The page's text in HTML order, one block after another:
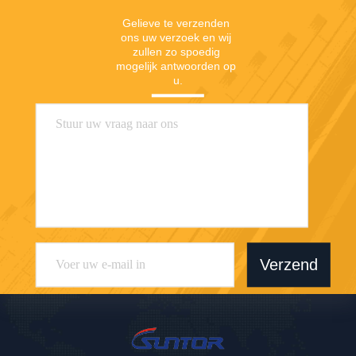
Gelieve te verzenden
ons uw verzoek en wij
zullen zo spoedig
mogelijk antwoorden op
u.
Verzend